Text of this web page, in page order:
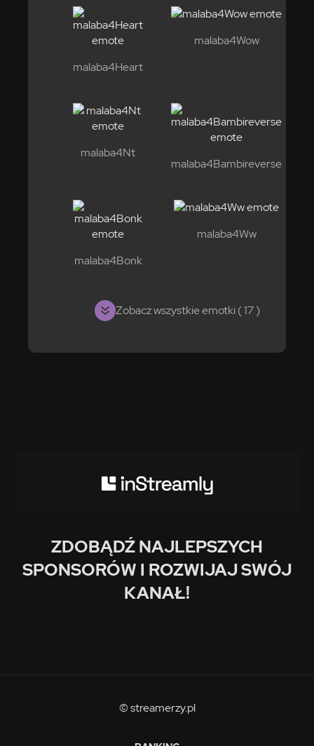
malaba4Heart
malaba4Wow
malaba4Nt
malaba4Bambireverse
malaba4Bonk
malaba4Ww
Zobacz wszystkie emotki ( 17 )
ZDOBĄDŹ NAJLEPSZYCH
SPONSORÓW I ROZWIJAJ SWÓJ
KANAŁ!
© streamerzy.pl